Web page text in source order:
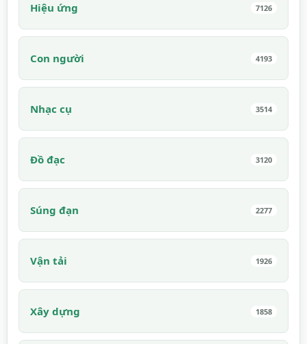
Hiệu ứng 7126
Con người 4193
Nhạc cụ 3514
Đồ đạc 3120
Súng đạn 2277
Vận tải 1926
Xây dựng 1858